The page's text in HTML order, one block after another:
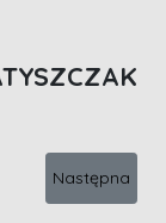
W domuNastępna
Następna